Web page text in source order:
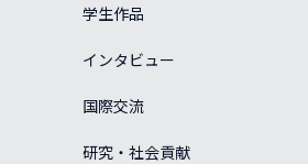
学生作品
インタビュー
国際交流
研究・社会貢献